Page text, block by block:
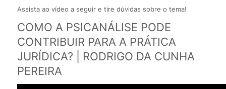
Assista ao vídeo a seguir e tire dúvidas sobre o tema!
COMO A PSICANÁLISE PODE
CONTRIBUIR PARA A PRÁTICA
JURÍDICA? | RODRIGO DA CUNHA
PEREIRA